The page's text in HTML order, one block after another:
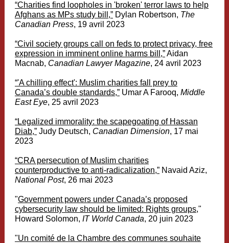
“Charities find loopholes in 'broken' terror laws to help
Afghans as MPs study bill,” Dylan Robertson, The
Canadian Press, 19 avril 2023
“Civil society groups call on feds to protect privacy, free
expression in imminent online harms bill,”Aidan
Macnab, Canadian Lawyer Magazine, 24 avril 2023
“'A chilling effect': Muslim charities fall prey to
Canada’s double standards,” Umar A Farooq, Middle
East Eye, 25 avril 2023
“Legalized immorality: the scapegoating of Hassan
Diab,” Judy Deutsch, Canadian Dimension, 17 mai
2023
“CRA persecution of Muslim charities
counterproductive to anti-radicalization,” Navaid Aziz,
National Post, 26 mai 2023
"Government powers under Canada’s proposed
cybersecurity law should be limited: Rights groups,"
Howard Solomon, IT World Canada, 20 juin 2023
"Un comité de la Chambre des communes souhaite